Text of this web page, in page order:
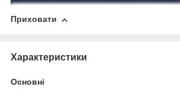
Приховати
Характеристики
Основні